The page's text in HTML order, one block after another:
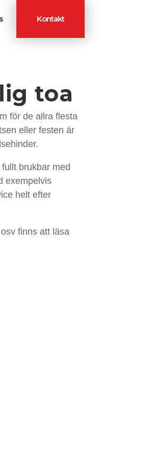
Kontakt
toa
för de allra flesta
eller festen är
brukbar med
exempelvis
helt efter
finns att läsa